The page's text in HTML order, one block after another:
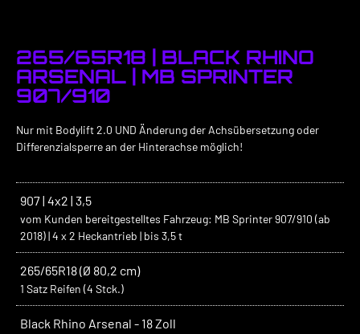
265/65R18 | BLACK RHINO
ARSENAL | MB SPRINTER
907/910
Nur mit Bodylift 2.0 UND Änderung der Achsübersetzung oder
Differenzialsperre an der Hinterachse möglich!
907 | 4x2 | 3,5
vom Kunden bereitgestelltes Fahrzeug: MB Sprinter 907/910 (ab
2018) | 4 x 2 Heckantrieb | bis 3,5 t
265/65R18 (Ø 80,2 cm)
1 Satz Reifen (4 Stck.)
Black Rhino Arsenal - 18 Zoll